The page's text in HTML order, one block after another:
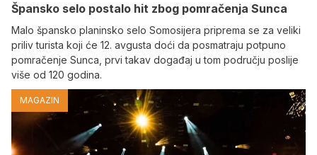
Špansko selo postalo hit zbog pomračenja Sunca
Malo špansko planinsko selo Somosijera priprema se za veliki
priliv turista koji će 12. avgusta doći da posmatraju potpuno
pomračenje Sunca, prvi takav događaj u tom području poslije
više od 120 godina.
MAGAZIN